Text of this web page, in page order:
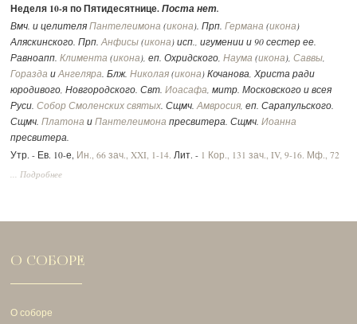
Неделя 10-я по Пятидесятнице.Поста нет.
Вмч. и целителяПантелеимона (икона ). Прп.Германа (икона )
Аляскинского. Прп.Анфисы (икона ) исп., игумении и 90 сестер ее.
Равноапп.Климента (икона ), еп. Охридского,Наума (икона ),Саввы
Горазда иАнгеляра . Блж.Николая (икона ) Кочанова, Христа ради
юродивого, Новгородского. Свт.Иоасафа , митр. Московского и всея
Руси.Собор Смоленских святых . Сщмч.Амвросия , еп. Сарапульского.
Сщмч.Платона иПантелеимона пресвитера. Сщмч.Иоанна
пресвитера.
Утр. - Ев. 10-е, Ин., 66 зач., XXI, 1-14. Лит. - 1 Кор., 131 зач., IV, 9-16. Мф., 72
зач., XVII, 14-23.
... Подробнее
О СОБОРЕ
О соборе